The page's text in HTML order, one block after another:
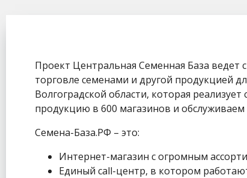
Проект Центральная Семенная База
торговле семенами и другой продукцией
Волгоградской области, которая
продукцию в 600 магазинов и
Семена-База.РФ – это:
Интернет-магазин с огромным
Единый call-центр, в котором